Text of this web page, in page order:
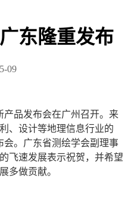
东隆重发布
09
品发布会在广州召开。来
、设计等地理信息行业的
会。广东省测绘学会副理事
飞速发展表示祝贺，并希望
多做贡献。